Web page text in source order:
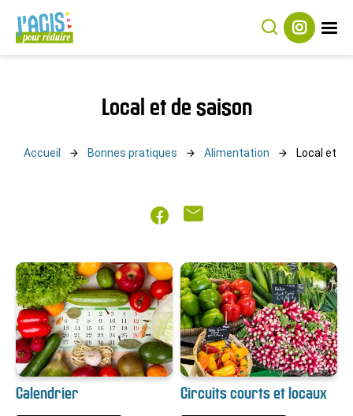
J’agis
Suivez-
nous
Rechercher
Local et de saison
Accueil Bonnes pratiques Alimentation Local et
PartagerPartager
Calendrier Circuits courts et locaux